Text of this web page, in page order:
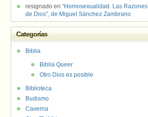
resignado en “Homosexualidad. Las Razones
de Dios”, de Miguel Sánchez Zambrano
Categorías
Biblia
Biblia Queer
Otro Dios es posible
Biblioteca
Budismo
Caverna